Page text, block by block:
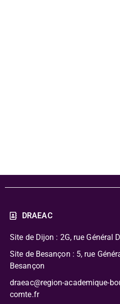
DRAEAC
Site de Dijon : 2G, rue Général
Site de Besançon : 5, rue
Besançon
draeac@region-academique-
comte.fr